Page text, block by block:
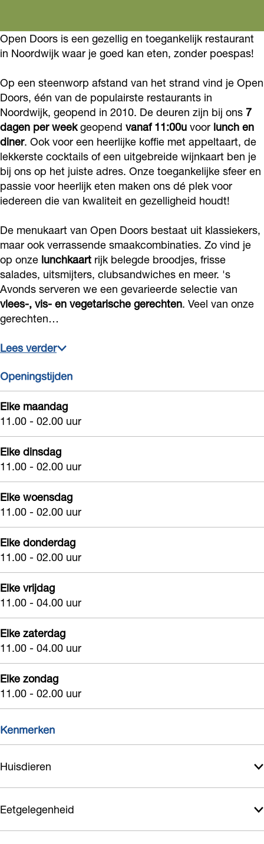
r
a
t
-
C
a
f
é
O
p
n
D
o
o
u
r
a
n
t
-
C
a
f
é
p
e
n
D
o
o
r
a
u
r
a
n
t
-
C
a
f
O
p
e
n
D
o
o
s
a
n
t
-
C
a
f
é
O
p
n
D
o
o
r
s
t
a
u
r
a
n
t
-
C
a
é
O
p
e
n
o
r
Open Doors is een gezellig en toegankelijk restaurant
in Noordwijk waar je goed kan eten, zonder poespas!
Op een steenworp afstand van het strand vind je Open
Doors, één van de populairste restaurants in
Noordwijk, geopend in 2010. De deuren zijn bij ons 7
dagen per weekgeopend vanaf 11:00u voor lunch en
diner. Ook voor een heerlijke koffie met appeltaart, de
lekkerste cocktails of een uitgebreide wijnkaart ben je
bij ons op het juiste adres. Onze toegankelijke sfeer en
passie voor heerlijk eten maken ons dé plek voor
iedereen die van kwaliteit en gezelligheid houdt!
De menukaart van Open Doors bestaat uit klassiekers,
maar ook verrassende smaakcombinaties. Zo vind je
op onze lunchkaart rijk belegde broodjes, frisse
salades, uitsmijters, clubsandwiches en meer. 's
Avonds serveren we een gevarieerde selectie van
vlees-, vis- en vegetarische gerechten. Veel van onze
gerechten…
Lees verder
Openingstijden
Elke maandag
11.00 - 02.00 uur
Elke dinsdag
11.00 - 02.00 uur
Elke woensdag
11.00 - 02.00 uur
Elke donderdag
11.00 - 02.00 uur
Elke vrijdag
11.00 - 04.00 uur
Elke zaterdag
11.00 - 04.00 uur
Elke zondag
11.00 - 02.00 uur
Kenmerken
Huisdieren
Eetgelegenheid